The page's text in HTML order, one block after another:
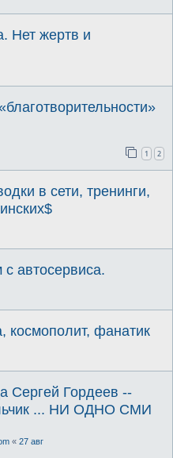
Нет жертв и
1 2
в сети, тренинги,
автосервиса.
космополит, фанатик
Сергей Гордеев --
... НИ ОДНО СМИ
« 27 авг